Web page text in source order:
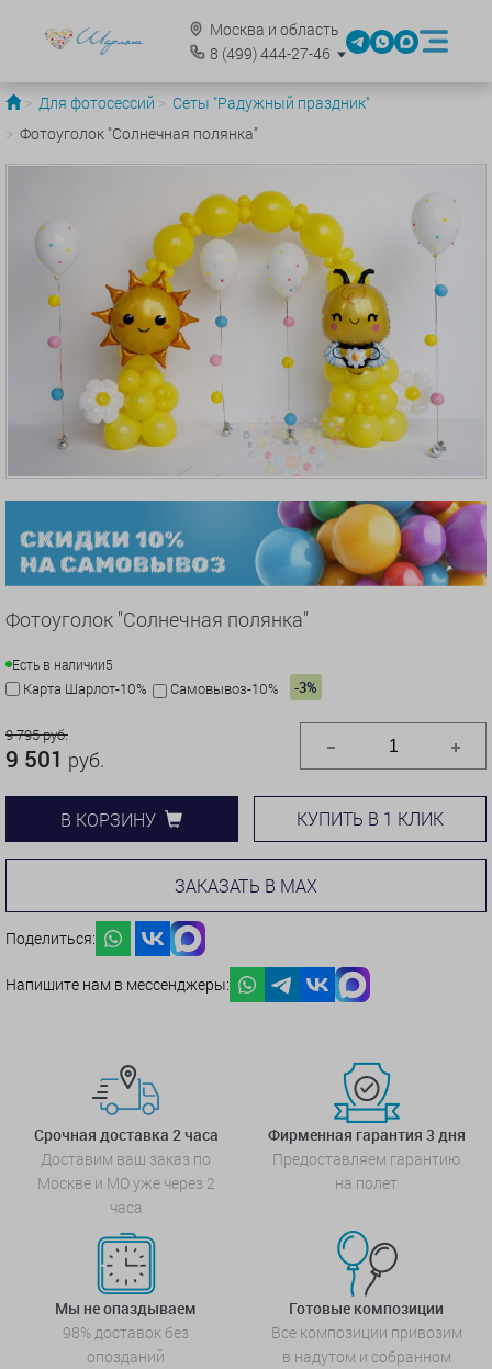
Москва и область
8 (499)444-27-46
Для фотосессий
Сеты "Радужный праздник"
Фотоуголок "Солнечная полянка"
Фотоуголок "Солнечная полянка"
Есть в наличии5
Карта Шарлот-10% Самовывоз-10% -3%
9 795 руб.
9 501 руб.
В КОРЗИНУ КУПИТЬ В 1 КЛИК
ЗАКАЗАТЬ В MAX
Поделиться:
Напишите нам в мессенджеры:
Срочная доставка 2 часа
Доставим ваш заказ по
Москве и МО уже через 2
часа
Фирменная гарантия 3 дня
Предоставляем гарантию
на полет
Мы не опаздываем
98% доставок без
опозданий
Готовые композиции
Все композиции привозим
в надутом и собранном